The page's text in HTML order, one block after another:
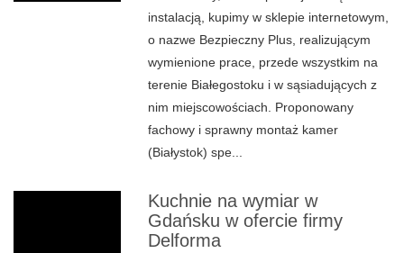
instalacją, kupimy w sklepie internetowym,
o nazwe Bezpieczny Plus, realizującym
wymienione prace, przede wszystkim na
terenie Białegostoku i w sąsiadujących z
nim miejscowościach. Proponowany
fachowy i sprawny montaż kamer
(Białystok) spe...
Kuchnie na wymiar w
Gdańsku w ofercie firmy
Delforma